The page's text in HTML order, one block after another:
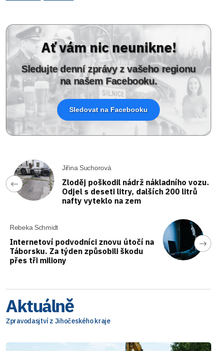
Ať vám nic neunikne!
Sledujte denní zprávy z vašeho regionu
na našem Facebooku.
Sledovat na Facebooku
Jiřina Suchorová
Zloděj poškodil nádrž nákladního vozu.
Odjel s deseti litry, dalších 200 litrů
nafty vyteklo na zem
Rebeka Schmidt
Internetoví podvodníci znovu útočí na
Táborsku. Za týden způsobili škodu
přes tři miliony
Aktuálně
Zpravodasjtví z Jihočeského kraje